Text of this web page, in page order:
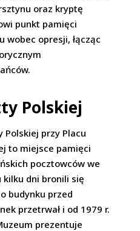
oraz kryptę
punkt pamięci
wobec opresji, łącząc
Polskiej
Polskiej przy Placu
to miejsce pamięci
pocztowców we
kilku dni bronili się
budynku przed
przetrwał i od 1979 r.
prezentuje